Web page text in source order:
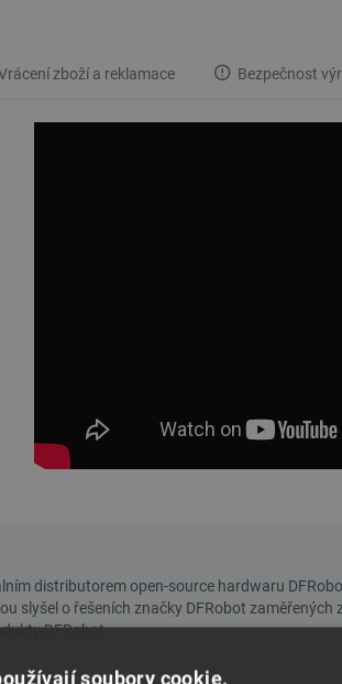
zboží a reklamace Bezpečnost
soubory cookie.